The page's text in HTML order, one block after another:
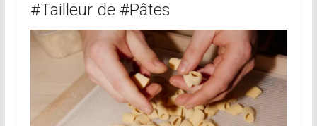
#Tailleur de #Pâtes